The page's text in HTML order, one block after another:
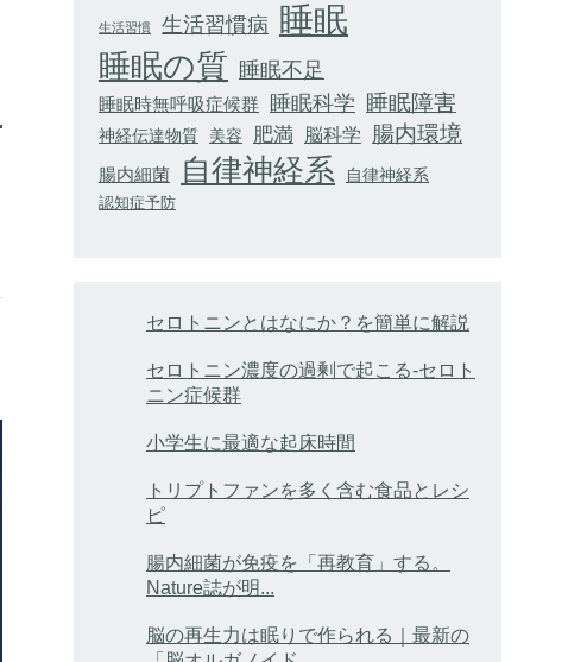
生活習慣 生活習慣病 睡眠
睡眠の質 睡眠不足
睡眠時無呼吸症候群 睡眠科学 睡眠障害
神経伝達物質 美容 肥満 脳科学 腸内環境
腸内細菌 自律神経系 自律神経系
認知症予防
セロトニンとはなにか？を簡単に解説
セロトニン濃度の過剰で起こる-セロト
ニン症候群
小学生に最適な起床時間
トリプトファンを多く含む食品とレシ
ピ
腸内細菌が免疫を「再教育」する。
Nature誌が明...
脳の再生力は眠りで作られる｜最新の